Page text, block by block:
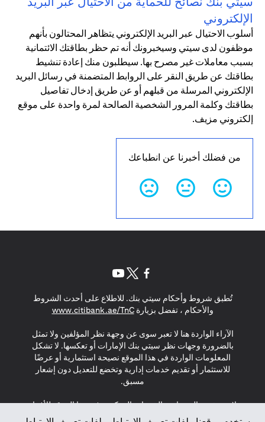
الإلكتروني
أسلوب الاحتيال عبر البريد الإلكتروني يتظاهر المحتالون بأنهم
موظفون لدى سيتي وسيخبرونك أنه تم حظر بطاقتك الائتمانية
بسبب معاملات غير مصرح بها. سيطلبون منك إعادة تنشيط
بطاقتك عن طريق النقر على الروابط المتضمنة في رسائل البريد
الإلكتروني المرسلة من قبلهم أو عن طريق إدخال تفاصيل
بطاقتك وكلمة المرور الشخصية الصالحة لمرة واحدة على موقع
إلكتروني مزيف.
من فضلك أخبرنا عن انطباعك
تُطبق شروط وأحكام سيتي بنك. للاطلاع على أحدث الشروط
والأحكام ، تفضل بزيارةwww.citibank.ae/TnC
(opens in a new tab)
الآراء الواردة هنا لا تعبر سوى عن وجهة نظر المؤلفين ولا تمثل
بالضرورة وجهات نظر سيتي بنك الإمارات أو تعكسها. لا تشكل
المعلومات الواردة في هذا الموقع نصيحة استثمارية أو عرضًا
للاستثمار أو تقديم خدمات إدارية وتخضع للتعديل دون إشعار
مسبق.
لا يتم تقديم المنتجات والخدمات المذكورة في هذا الموقع للأفراد
المقيمين في الاتحاد الأوروبي أو المنطقة الاقتصادية الأوروبية أو